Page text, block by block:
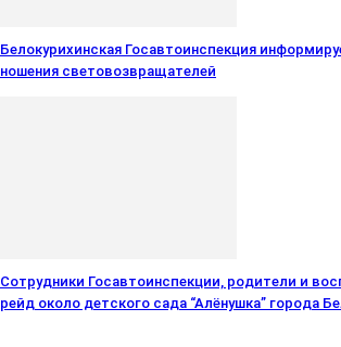
Белокурихинская Госавтоинспекция
ношения световозвращателей
Сотрудники Госавтоинспекции, родители и
рейд около детского сада “Алёнушка” города